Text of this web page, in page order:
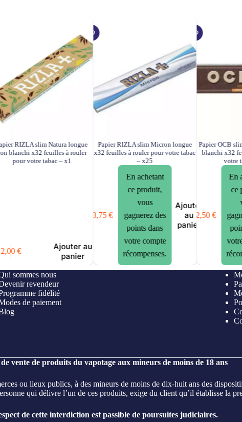
RIZLA slim Natura longue
blanchi x32 feuilles à rouler
pour votre tabac – x1
2,00€
Ajouter au
panier
Papier RIZLA slim Micron longue
x32 feuilles à rouler pour votre tabac
– x25
23,75€
En achetant
ce produit,
vous
gagnerez des
points dans
votre compte
récompenses.
Ajouter
au
panier
Papier OCB
blanchi x32
votre
42,50€
En
ce
sommes nous
revendeur
fidélité
de paiement
vente de produits du vapotage aux mineurs de moins de 18 ans
ou lieux publics, à des mineurs de moins de dix-huit ans des
qui délivre l’un de ces produits, exige du client qu’il établisse la
de cette interdiction est passible de poursuites judiciaires.